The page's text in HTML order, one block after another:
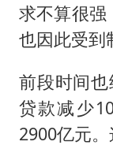
求不算很强
也因此受到
前段时间
贷款减少
2900亿元。